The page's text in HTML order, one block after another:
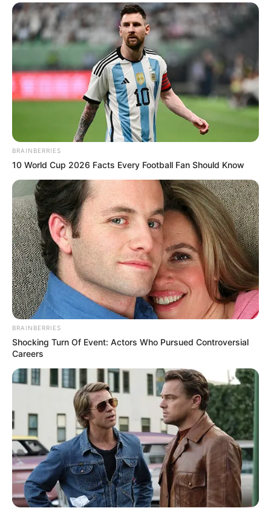
not alone. We are perfect
Foto – foto Windah Basudara
1. Meski sudah menjadi seorang Youtuber sukses, ia tak malu
ke mana-mana naik motor. Bahkan di saat sedang hujan
sekalipun
BRAINBERRIES
10 World Cup 2026 Facts Every Football Fan Should Know
BRAINBERRIES
Shocking Turn Of Event: Actors Who Pursued Controversial
Careers